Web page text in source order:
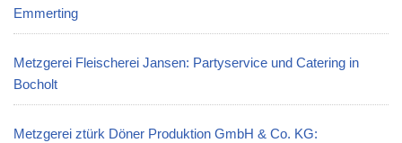
Emmerting
Metzgerei Fleischerei Jansen: Partyservice und Catering in
Bocholt
Metzgerei ztürk Döner Produktion GmbH & Co. KG: